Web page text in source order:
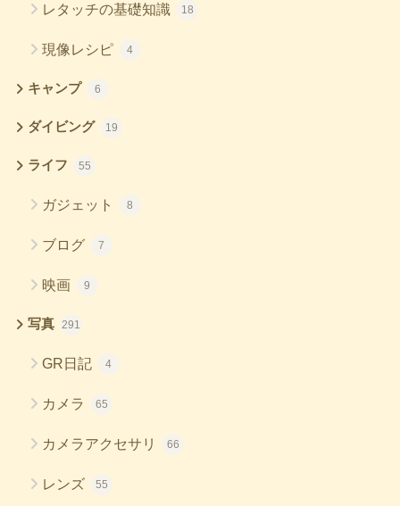
レタッチの基礎知識 18
現像レシピ 4
キャンプ 6
ダイビング 19
ライフ 55
ガジェット 8
ブログ 7
映画 9
写真 291
GR日記 4
カメラ 65
カメラアクセサリ 66
レンズ 55